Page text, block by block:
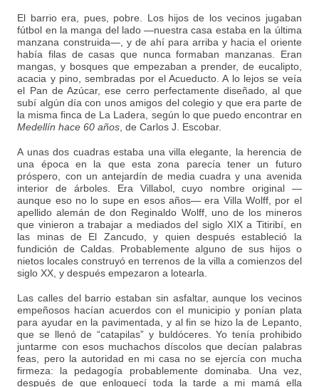
El barrio era, pues, pobre. Los hijos de los vecinos jugaban
fútbol en la manga del lado —nuestra casa estaba en la última
manzana construida—, y de ahí para arriba y hacia el oriente
había filas de casas que nunca formaban manzanas. Eran
mangas, y bosques que empezaban a prender, de eucalipto,
acacia y pino, sembradas por el Acueducto. A lo lejos se veía
el Pan de Azúcar, ese cerro perfectamente diseñado, al que
subí algún día con unos amigos del colegio y que era parte de
la misma finca de La Ladera, según lo que puedo encontrar en
Medellín hace 60 años, de Carlos J. Escobar.
A unas dos cuadras estaba una villa elegante, la herencia de
una época en la que esta zona parecía tener un futuro
próspero, con un antejardín de media cuadra y una avenida
interior de árboles. Era Villabol, cuyo nombre original —
aunque eso no lo supe en esos años— era Villa Wolff, por el
apellido alemán de don Reginaldo Wolff, uno de los mineros
que vinieron a trabajar a mediados del siglo XIX a Titiribí, en
las minas de El Zancudo, y quien después estableció la
fundición de Caldas. Probablemente alguno de sus hijos o
nietos locales construyó en terrenos de la villa a comienzos del
siglo XX, y después empezaron a lotearla.
Las calles del barrio estaban sin asfaltar, aunque los vecinos
empeñosos hacían acuerdos con el municipio y ponían plata
para ayudar en la pavimentada, y al fin se hizo la de Lepanto,
que se llenó de “catapilas” y buldóceres. Yo tenía prohibido
juntarme con esos muchachos díscolos que decían palabras
feas, pero la autoridad en mi casa no se ejercía con mucha
firmeza: la pedagogía probablemente dominaba. Una vez,
después de que enloquecí toda la tarde a mi mamá ella